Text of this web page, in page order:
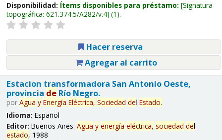
Disponibilidad: Ítems disponibles para préstamo: Signatura
topográfica: 621.374.5/A282/v.4 (1).
Hacer reserva
Agregar al carrito
Estacion transformadora San Antonio Oeste,
provincia deRío Negro.
por Agua y Energía Eléctrica, Sociedad del Estado.
Idioma: Español
Editor: Buenos Aires: Agua y energía eléctrica, sociedad del
estado, 1988